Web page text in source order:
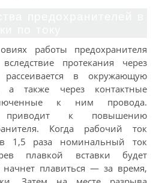
работы предохранителя
протекания через
в окружающую
а также через контактные
к ним провода.
приводит к повышению
Когда рабочий ток
1,5 раза номинальный ток
плавкой вставки будет
плавиться — за время,